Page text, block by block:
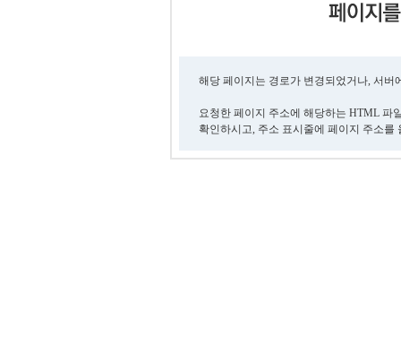
해당 페이지는 경로가 변경되었거나, 서
요청한 페이지 주소에 해당하는 HTML 파
확인하시고, 주소 표시줄에 페이지 주소